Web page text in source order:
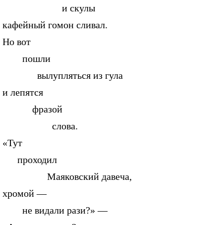
и скулы
кафейный гомон сливал.
Но вот
пошли
вылупляться из гула
и лепятся
фразой
слова.
«Тут
проходил
Маяковский давеча,
хромой —
не видали рази?» —